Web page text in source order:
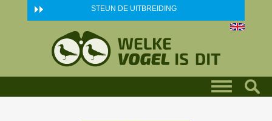
Skip to main content STEUN DE UITBREIDING